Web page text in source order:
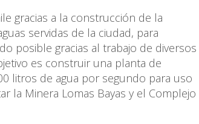
gracias a la construcción de la
servidas de la ciudad, para
posible gracias al trabajo de diversos
es construir una planta de
litros de agua por segundo para uso
la Minera Lomas Bayas y el Complejo